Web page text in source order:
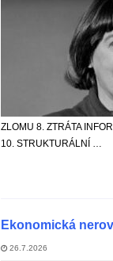
ZLOMU 8. ZTRÁTA
10. STRUKTURÁLNÍ …
Ekonomická
26.7.2026